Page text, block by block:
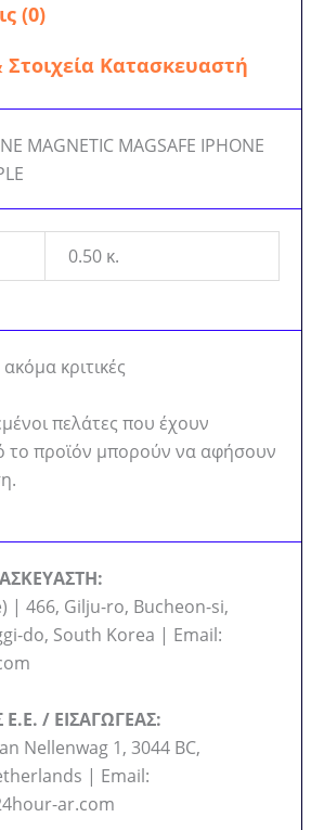
(0)
Κατασκευαστή
MAGNETIC MAGSAFE IPHONE
0.50 κ.
κριτικές
πελάτες που έχουν
το προϊόν μπορούν να αφήσουν
| 466, Gilju-ro, Bucheon-si,
do, South Korea | Email:
/ ΕΙΣΑΓΩΓΕΑΣ:
Nellenwag 1, 3044 BC,
| Email:
ar.com